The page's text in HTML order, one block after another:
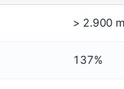
> 2.900
137%